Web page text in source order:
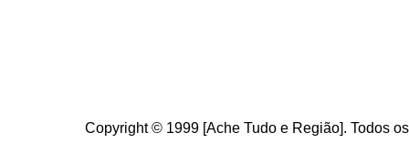
Copyright © 1999 [Ache Tudo e Região]. Todos